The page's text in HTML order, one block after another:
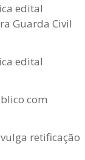
edital
Guarda Civil
edital
com
retificação